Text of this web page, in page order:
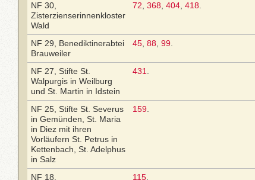
NF 30,
Zisterzienserinnenkloster
Wald
72 368 404 418
NF 29, Benediktinerabtei
Brauweiler
45 88 99
NF 27, Stifte St.
Walpurgis in Weilburg
und St. Martin in Idstein
431
NF 25, Stifte St. Severus
in Gemünden, St. Maria
in Diez mit ihren
Vorläufern St. Petrus in
Kettenbach, St. Adelphus
in Salz
159
NF 18,
115